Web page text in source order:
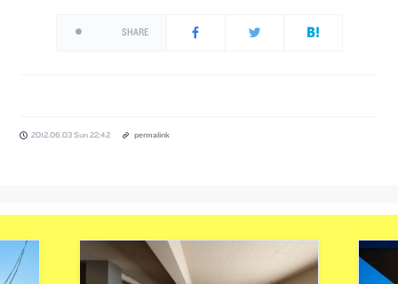
SHARE
2012.06.03 Sun 22:42 permalink